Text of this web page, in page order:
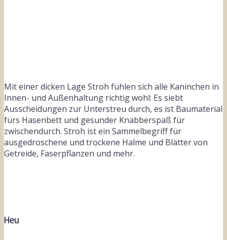
Mit einer dicken Lage Stroh fühlen sich alle Kaninchen in
Innen- und Außenhaltung richtig wohl: Es siebt
Ausscheidungen zur Unterstreu durch, es ist Baumaterial
fürs Hasenbett und gesunder Knabberspaß für
zwischendurch. Stroh ist ein Sammelbegriff für
ausgedroschene und trockene Halme und Blätter von
Getreide, Faserpflanzen und mehr.
Heu